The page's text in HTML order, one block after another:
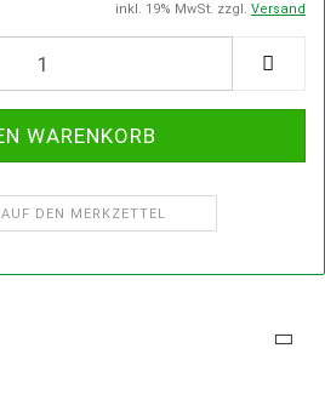
inkl. 19% MwSt. zzgl. Versand
AUF DEN MERKZETTEL